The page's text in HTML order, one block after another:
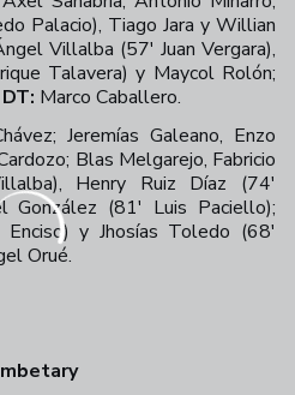
Palacio), Tiago Jara y Willian
Villalba (57' Juan Vergara),
Talavera) y Maycol Rolón;
DT: Marco Caballero.
Jeremías Galeano, Enzo
Blas Melgarejo, Fabricio
Henry Ruiz Díaz (74'
González (81' Luis Paciello);
y Jhosías Toledo (68'
Orué.